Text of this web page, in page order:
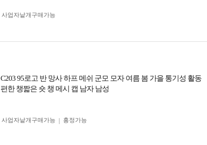
사업자 낱개구매가능
C203 95로고 반 망사 하프 메쉬 군모 모자 여름 봄 가을 통기성 활동
편한 챙짧은 숏 챙 메시 캡 남자 남성
사업자 낱개구매가능
흥정가능